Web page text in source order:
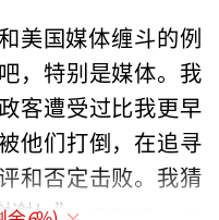
美国媒体缠斗的例
，特别是媒体。我
客遭受过比我更早
他们打倒，在追寻
和否定击败。我猜
谢！”（责任编辑：zx01